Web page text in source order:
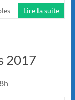
Lire la suite
2017